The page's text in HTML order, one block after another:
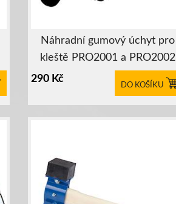
Náhradní gumový úchyt pro
kleště PRO2001 a PRO2002
290 Kč
DO KOŠÍKU